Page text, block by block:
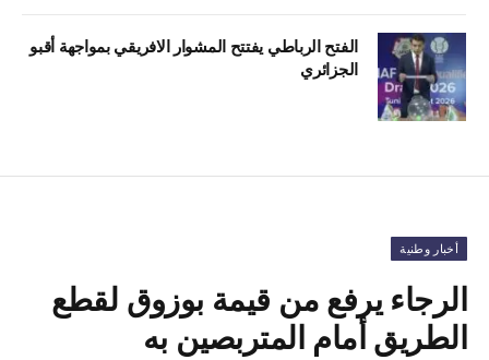
الفتح الرباطي يفتتح المشوار الافريقي بمواجهة أقبو
الجزائري
أخبار وطنية
الرجاء يرفع من قيمة بوزوق لقطع
الطريق أمام المتربصين به